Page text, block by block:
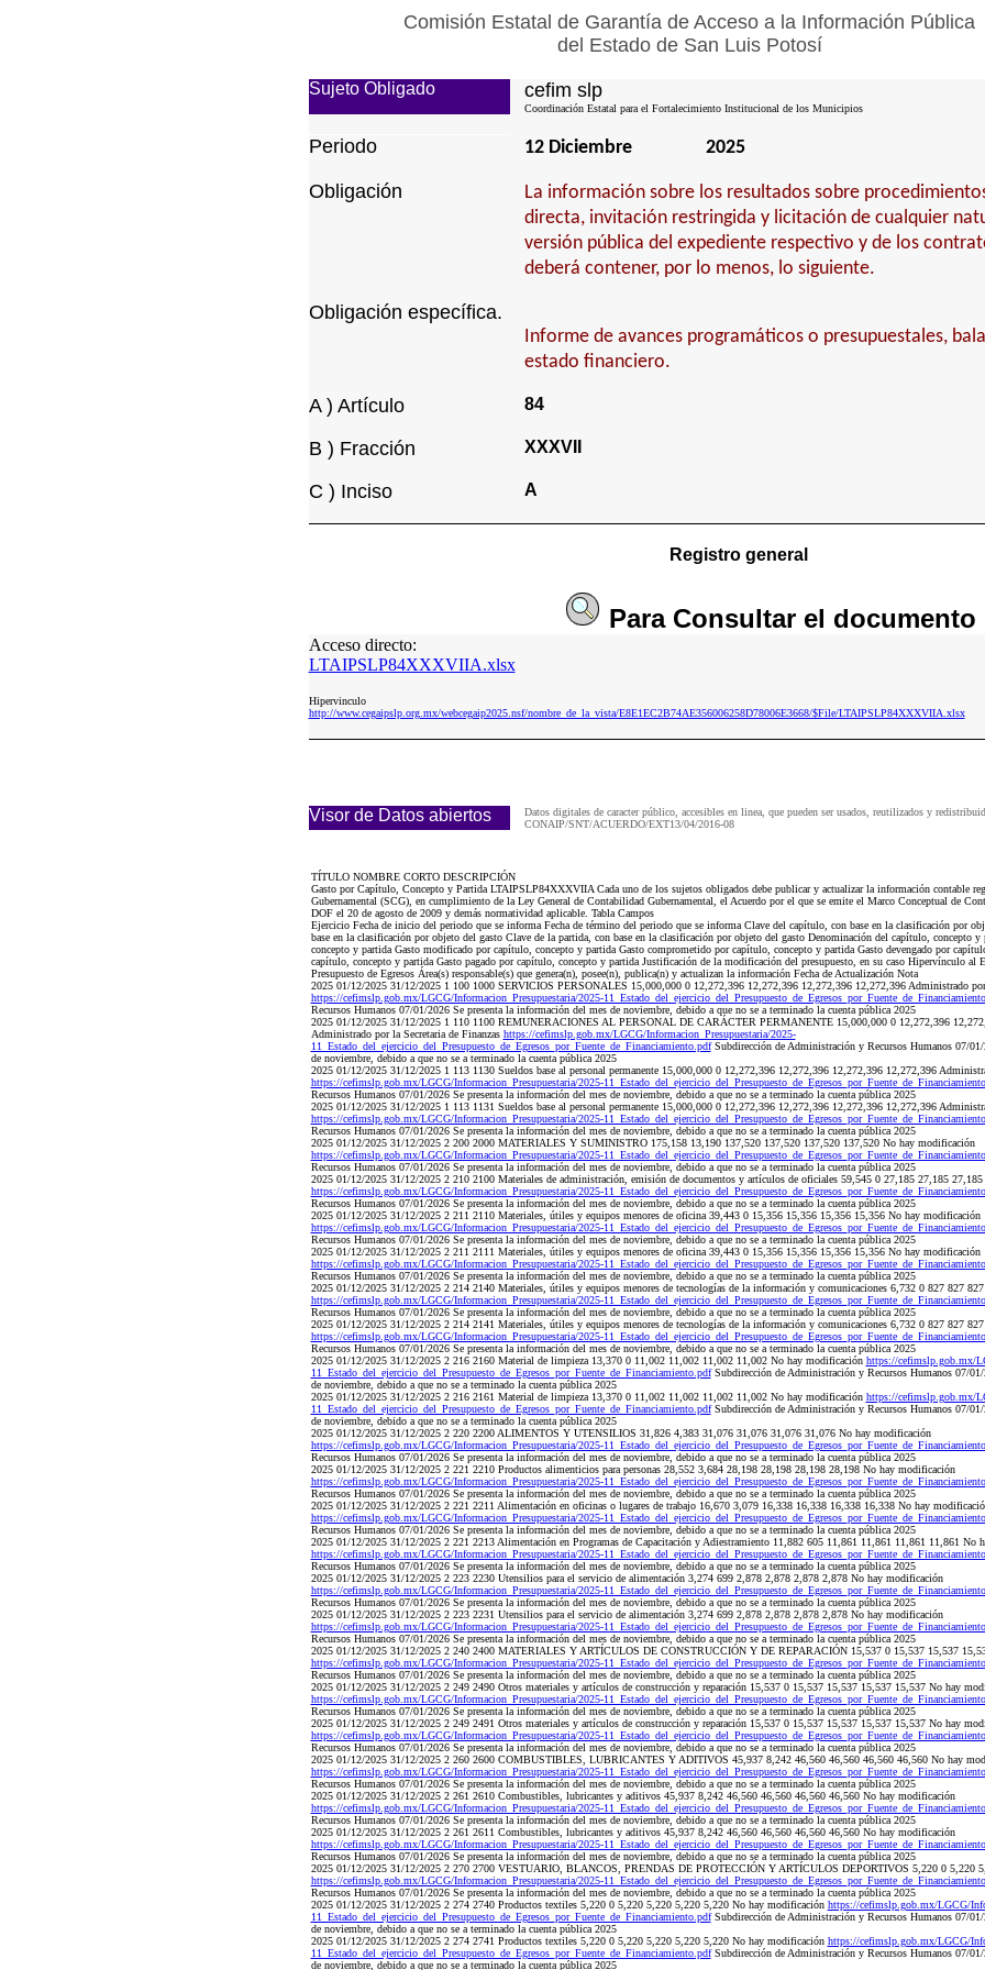
Comisión Estatal de Garantía de Acceso a la Información Pública
del Estado de San Luis Potosí
Sujeto Obligado cefim slp
Coordinación Estatal para el Fortalecimiento Institucional de los Municipios
Periodo 12 Diciembre 2025
Obligación
La información sobre los resultados sobre
directa, invitación restringida y licitación de cualquier
versión pública del expediente respectivo y de los
deberá contener, por lo menos, lo siguiente.
Obligación específica.
Informe de avances programáticos o presupuestales,
estado financiero.
A ) Artículo 84
B ) Fracción XXXVII
C ) Inciso A
Registro general
Para Consultarel documento
Acceso directo:
LTAIPSLP84XXXVIIA.xlsx
Hipervinculo
http://www.cegaipslp.org.mx/webcegaip2025.nsf/nombre_de_la_vista/E8E1EC2B74AE356006258D78006E3668/$File/LTAIPSLP84XXXVIIA.xlsx
Visor de Datos abiertos
Datos digitales de caracter público, accesibles en linea, que pueden ser usados, reutilizados y
CONAIP/SNT/ACUERDO/EXT13/04/2016-08
TÍTULO NOMBRE CORTO DESCRIPCIÓN
Gasto por Capítulo, Concepto y Partida LTAIPSLP84XXXVIIA Cada uno de los sujetos obligados debe publicar y actualizar la información contable
Gubernamental (SCG), en cumplimiento de la Ley General de Contabilidad Gubernamental, el Acuerdo por el que se emite el Marco Conceptual de
DOF el 20 de agosto de 2009 y demás normatividad aplicable. Tabla Campos
Ejercicio Fecha de inicio del periodo que se informa Fecha de término del periodo que se informa Clave del capítulo, con base en la clasificación por
base en la clasificación por objeto del gasto Clave de la partida, con base en la clasificación por objeto del gasto Denominación del capítulo, concepto y
concepto y partida Gasto modificado por capítulo, concepto y partida Gasto comprometido por capítulo, concepto y partida Gasto devengado por
capítulo, concepto y partida Gasto pagado por capítulo, concepto y partida Justificación de la modificación del presupuesto, en su caso Hipervínculo al
Presupuesto de Egresos Área(s) responsable(s) que genera(n), posee(n), publica(n) y actualizan la información Fecha de Actualización Nota
2025 01/12/2025 31/12/2025 1 100 1000 SERVICIOS PERSONALES 15,000,000 0 12,272,396 12,272,396 12,272,396 12,272,396 Administrado por
https://cefimslp.gob.mx/LGCG/Informacion_Presupuestaria/2025-
Recursos Humanos 07/01/2026 Se presenta la información del mes de noviembre, debido a que no se a terminado la cuenta pública 2025
2025 01/12/2025 31/12/2025 1 110 1100 REMUNERACIONES AL PERSONAL DE CARÁCTER PERMANENTE 15,000,000 0 12,272,396
Administrado por la Secretaria de Finanzas https://cefimslp.gob.mx/LGCG/Informacion_Presupuestaria/2025-
11_Estado_del_ejercicio_del_Presupuesto_de_Egresos_por_Fuente_de_Financiamiento.pdfSubdirección de Administración y Recursos Humanos 07/
de noviembre, debido a que no se a terminado la cuenta pública 2025
2025 01/12/2025 31/12/2025 1 113 1130 Sueldos base al personal permanente 15,000,000 0 12,272,396 12,272,396 12,272,396 12,272,396
https://cefimslp.gob.mx/LGCG/Informacion_Presupuestaria/2025-
Recursos Humanos 07/01/2026 Se presenta la información del mes de noviembre, debido a que no se a terminado la cuenta pública 2025
2025 01/12/2025 31/12/2025 1 113 1131 Sueldos base al personal permanente 15,000,000 0 12,272,396 12,272,396 12,272,396 12,272,396
https://cefimslp.gob.mx/LGCG/Informacion_Presupuestaria/2025-
Recursos Humanos 07/01/2026 Se presenta la información del mes de noviembre, debido a que no se a terminado la cuenta pública 2025
2025 01/12/2025 31/12/2025 2 200 2000 MATERIALES Y SUMINISTRO 175,158 13,190 137,520 137,520 137,520 137,520 No hay modificación
https://cefimslp.gob.mx/LGCG/Informacion_Presupuestaria/2025-
Recursos Humanos 07/01/2026 Se presenta la información del mes de noviembre, debido a que no se a terminado la cuenta pública 2025
2025 01/12/2025 31/12/2025 2 210 2100 Materiales de administración, emisión de documentos y artículos de oficiales 59,545 0 27,185 27,185
https://cefimslp.gob.mx/LGCG/Informacion_Presupuestaria/2025-
Recursos Humanos 07/01/2026 Se presenta la información del mes de noviembre, debido a que no se a terminado la cuenta pública 2025
2025 01/12/2025 31/12/2025 2 211 2110 Materiales, útiles y equipos menores de oficina 39,443 0 15,356 15,356 15,356 15,356 No hay modificación
https://cefimslp.gob.mx/LGCG/Informacion_Presupuestaria/2025-
Recursos Humanos 07/01/2026 Se presenta la información del mes de noviembre, debido a que no se a terminado la cuenta pública 2025
2025 01/12/2025 31/12/2025 2 211 2111 Materiales, útiles y equipos menores de oficina 39,443 0 15,356 15,356 15,356 15,356 No hay modificación
https://cefimslp.gob.mx/LGCG/Informacion_Presupuestaria/2025-
Recursos Humanos 07/01/2026 Se presenta la información del mes de noviembre, debido a que no se a terminado la cuenta pública 2025
2025 01/12/2025 31/12/2025 2 214 2140 Materiales, útiles y equipos menores de tecnologías de la información y comunicaciones 6,732 0 827 827
https://cefimslp.gob.mx/LGCG/Informacion_Presupuestaria/2025-
Recursos Humanos 07/01/2026 Se presenta la información del mes de noviembre, debido a que no se a terminado la cuenta pública 2025
2025 01/12/2025 31/12/2025 2 214 2141 Materiales, útiles y equipos menores de tecnologías de la información y comunicaciones 6,732 0 827 827
https://cefimslp.gob.mx/LGCG/Informacion_Presupuestaria/2025-
Recursos Humanos 07/01/2026 Se presenta la información del mes de noviembre, debido a que no se a terminado la cuenta pública 2025
2025 01/12/2025 31/12/2025 2 216 2160 Material de limpieza 13,370 0 11,002 11,002 11,002 11,002 No hay modificación https://cefimslp.gob.mx/
11_Estado_del_ejercicio_del_Presupuesto_de_Egresos_por_Fuente_de_Financiamiento.pdfSubdirección de Administración y Recursos Humanos 07/
de noviembre, debido a que no se a terminado la cuenta pública 2025
2025 01/12/2025 31/12/2025 2 216 2161 Material de limpieza 13,370 0 11,002 11,002 11,002 11,002 No hay modificación https://cefimslp.gob.mx/
11_Estado_del_ejercicio_del_Presupuesto_de_Egresos_por_Fuente_de_Financiamiento.pdfSubdirección de Administración y Recursos Humanos 07/
de noviembre, debido a que no se a terminado la cuenta pública 2025
2025 01/12/2025 31/12/2025 2 220 2200 ALIMENTOS Y UTENSILIOS 31,826 4,383 31,076 31,076 31,076 31,076 No hay modificación
https://cefimslp.gob.mx/LGCG/Informacion_Presupuestaria/2025-
Recursos Humanos 07/01/2026 Se presenta la información del mes de noviembre, debido a que no se a terminado la cuenta pública 2025
2025 01/12/2025 31/12/2025 2 221 2210 Productos alimenticios para personas 28,552 3,684 28,198 28,198 28,198 28,198 No hay modificación
https://cefimslp.gob.mx/LGCG/Informacion_Presupuestaria/2025-
Recursos Humanos 07/01/2026 Se presenta la información del mes de noviembre, debido a que no se a terminado la cuenta pública 2025
2025 01/12/2025 31/12/2025 2 221 2211 Alimentación en oficinas o lugares de trabajo 16,670 3,079 16,338 16,338 16,338 16,338 No hay
https://cefimslp.gob.mx/LGCG/Informacion_Presupuestaria/2025-
Recursos Humanos 07/01/2026 Se presenta la información del mes de noviembre, debido a que no se a terminado la cuenta pública 2025
2025 01/12/2025 31/12/2025 2 221 2213 Alimentación en Programas de Capacitación y Adiestramiento 11,882 605 11,861 11,861 11,861 11,861 No
https://cefimslp.gob.mx/LGCG/Informacion_Presupuestaria/2025-
Recursos Humanos 07/01/2026 Se presenta la información del mes de noviembre, debido a que no se a terminado la cuenta pública 2025
2025 01/12/2025 31/12/2025 2 223 2230 Utensilios para el servicio de alimentación 3,274 699 2,878 2,878 2,878 2,878 No hay modificación
https://cefimslp.gob.mx/LGCG/Informacion_Presupuestaria/2025-
Recursos Humanos 07/01/2026 Se presenta la información del mes de noviembre, debido a que no se a terminado la cuenta pública 2025
2025 01/12/2025 31/12/2025 2 223 2231 Utensilios para el servicio de alimentación 3,274 699 2,878 2,878 2,878 2,878 No hay modificación
https://cefimslp.gob.mx/LGCG/Informacion_Presupuestaria/2025-
Recursos Humanos 07/01/2026 Se presenta la información del mes de noviembre, debido a que no se a terminado la cuenta pública 2025
2025 01/12/2025 31/12/2025 2 240 2400 MATERIALES Y ARTÍCULOS DE CONSTRUCCIÓN Y DE REPARACIÓN 15,537 0 15,537 15,537
https://cefimslp.gob.mx/LGCG/Informacion_Presupuestaria/2025-
Recursos Humanos 07/01/2026 Se presenta la información del mes de noviembre, debido a que no se a terminado la cuenta pública 2025
2025 01/12/2025 31/12/2025 2 249 2490 Otros materiales y artículos de construcción y reparación 15,537 0 15,537 15,537 15,537 15,537 No hay
https://cefimslp.gob.mx/LGCG/Informacion_Presupuestaria/2025-
Recursos Humanos 07/01/2026 Se presenta la información del mes de noviembre, debido a que no se a terminado la cuenta pública 2025
2025 01/12/2025 31/12/2025 2 249 2491 Otros materiales y artículos de construcción y reparación 15,537 0 15,537 15,537 15,537 15,537 No hay
https://cefimslp.gob.mx/LGCG/Informacion_Presupuestaria/2025-
Recursos Humanos 07/01/2026 Se presenta la información del mes de noviembre, debido a que no se a terminado la cuenta pública 2025
2025 01/12/2025 31/12/2025 2 260 2600 COMBUSTIBLES, LUBRICANTES Y ADITIVOS 45,937 8,242 46,560 46,560 46,560 46,560 No hay
https://cefimslp.gob.mx/LGCG/Informacion_Presupuestaria/2025-
Recursos Humanos 07/01/2026 Se presenta la información del mes de noviembre, debido a que no se a terminado la cuenta pública 2025
2025 01/12/2025 31/12/2025 2 261 2610 Combustibles, lubricantes y aditivos 45,937 8,242 46,560 46,560 46,560 46,560 No hay modificación
https://cefimslp.gob.mx/LGCG/Informacion_Presupuestaria/2025-
Recursos Humanos 07/01/2026 Se presenta la información del mes de noviembre, debido a que no se a terminado la cuenta pública 2025
2025 01/12/2025 31/12/2025 2 261 2611 Combustibles, lubricantes y aditivos 45,937 8,242 46,560 46,560 46,560 46,560 No hay modificación
https://cefimslp.gob.mx/LGCG/Informacion_Presupuestaria/2025-
Recursos Humanos 07/01/2026 Se presenta la información del mes de noviembre, debido a que no se a terminado la cuenta pública 2025
2025 01/12/2025 31/12/2025 2 270 2700 VESTUARIO, BLANCOS, PRENDAS DE PROTECCIÓN Y ARTÍCULOS DEPORTIVOS 5,220 0 5,220
https://cefimslp.gob.mx/LGCG/Informacion_Presupuestaria/2025-
Recursos Humanos 07/01/2026 Se presenta la información del mes de noviembre, debido a que no se a terminado la cuenta pública 2025
2025 01/12/2025 31/12/2025 2 274 2740 Productos textiles 5,220 0 5,220 5,220 5,220 5,220 No hay modificación https://cefimslp.gob.mx/LGCG/
11_Estado_del_ejercicio_del_Presupuesto_de_Egresos_por_Fuente_de_Financiamiento.pdfSubdirección de Administración y Recursos Humanos 07/
de noviembre, debido a que no se a terminado la cuenta pública 2025
2025 01/12/2025 31/12/2025 2 274 2741 Productos textiles 5,220 0 5,220 5,220 5,220 5,220 No hay modificación https://cefimslp.gob.mx/LGCG/
11_Estado_del_ejercicio_del_Presupuesto_de_Egresos_por_Fuente_de_Financiamiento.pdfSubdirección de Administración y Recursos Humanos 07/
de noviembre, debido a que no se a terminado la cuenta pública 2025